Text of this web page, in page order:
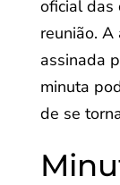
oficial das
reunião.
assinada
minuta
de se